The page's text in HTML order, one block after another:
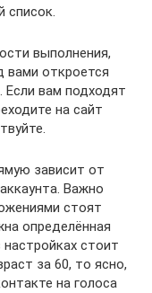
список.
выполнения,
вами откроется
Если вам подходят
на сайт
зависит от
Важно
стоят
определённая
настройках стоит
за 60, то ясно,
на голоса